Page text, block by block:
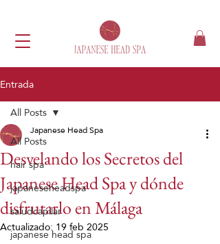
Entrada
All Posts
hair spa
japaneseheadspa
saludcapilar
japanese head spa
All Posts
Desvelando los Secretos del
Japanese Head Spa y dónde
disfrutarlo en Málaga
Japanese Head Spa
Actualizado:19 feb 2025